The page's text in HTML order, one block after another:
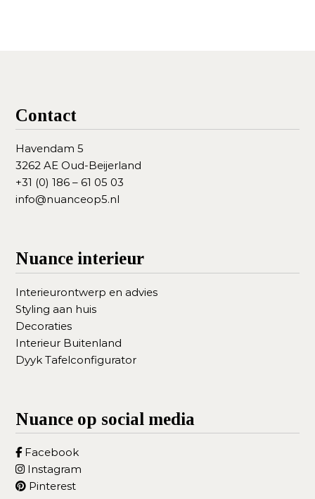
Contact
Havendam 5
3262 AE Oud-Beijerland
+31 (0) 186 – 61 05 03
info@nuanceop5.nl
Nuance interieur
Interieurontwerp en advies
Styling aan huis
Decoraties
Interieur Buitenland
Dyyk Tafelconfigurator
Nuance op social media
Facebook
Instagram
Pinterest